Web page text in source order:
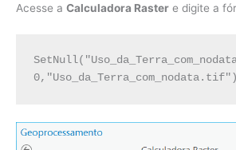
Acesse a Calculadora Raster e digite a
0,"Uso_da_Terra_com_nodata.tif")